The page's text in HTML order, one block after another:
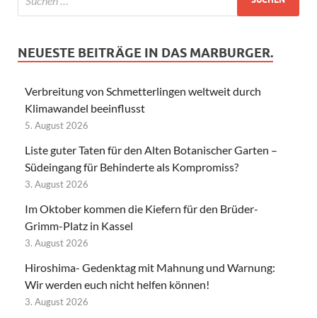
NEUESTE BEITRÄGE IN DAS MARBURGER.
Verbreitung von Schmetterlingen weltweit durch
Klimawandel beeinflusst
5. August 2026
Liste guter Taten für den Alten Botanischer Garten –
Südeingang für Behinderte als Kompromiss?
3. August 2026
Im Oktober kommen die Kiefern für den Brüder-
Grimm-Platz in Kassel
3. August 2026
Hiroshima- Gedenktag mit Mahnung und Warnung:
Wir werden euch nicht helfen können!
3. August 2026